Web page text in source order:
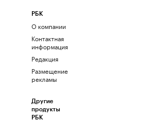
РБК
О компании
Контактная
информация
Редакция
Размещение
рекламы
Другие
продукты
РБК